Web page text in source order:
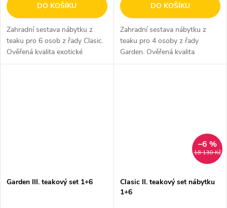
DO KOŠÍKU
Zahradní sestava nábytku z
teaku pro 6 osob z řady Clasic.
Ověřená kvalita exotické
dřeviny teak.
DO KOŠÍKU
Zahradní sestava nábytku z
teaku pro 4 osoby z řady
Garden. Ověřená kvalita
exotické dřeviny teak.
Garden III. teakový set 1+6
18 130 Kč
–6 %
Clasic II. teakový set nábytku
1+6